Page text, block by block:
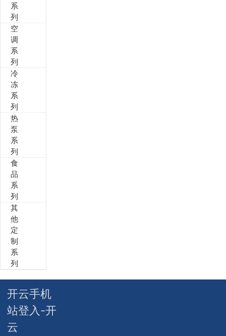
系
列
空
调
系
列
冷
冻
系
列
热
泵
系
列
食
品
系
列
其
他
定
制
系
列
开云手机
站登入-开
云